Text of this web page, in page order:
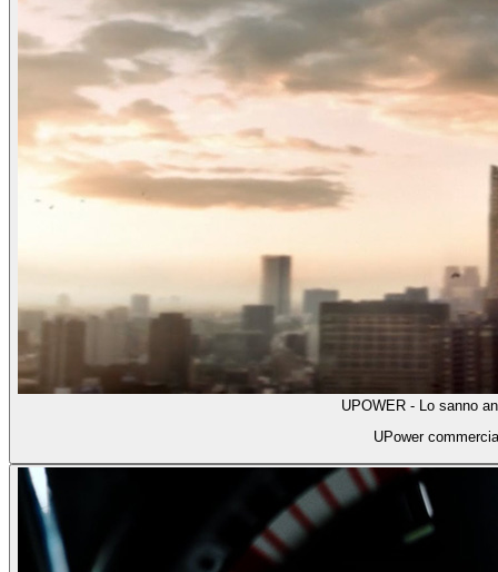
UPOWER - Lo sanno
UPower